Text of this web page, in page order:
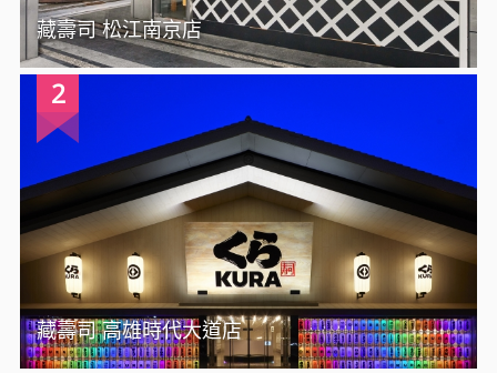
藏壽司 松江南京店
2
藏壽司 高雄時代大道店